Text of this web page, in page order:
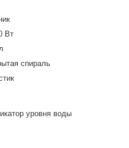
Вт
спираль
уровня воды